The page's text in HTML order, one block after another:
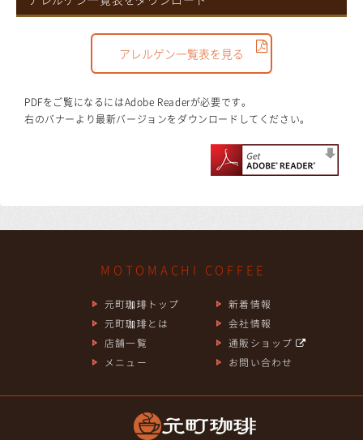
アレルゲン一覧表を見る
PDFをご覧になるにはAdobe Readerが必要です。
右のバナーより最新バージョンをダウンロードしてください。
MOTOMACHI COFFEE
元町珈琲トップ
元町珈琲とは
店舗一覧
メニュー
新着情報
会社情報
通販ショップ
お問い合わせ